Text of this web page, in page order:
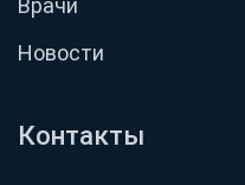
Контакты
Врачи
Новости